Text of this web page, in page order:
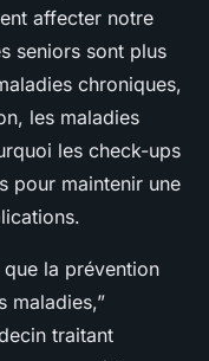
affecter notre
seniors sont plus
chroniques,
les maladies
les check-ups
pour maintenir une
la prévention
maladies,”
traitant